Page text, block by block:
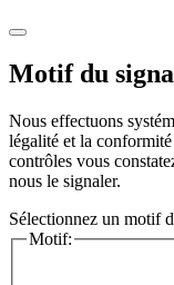
Motif du
Nous effectuons
légalité et la
contrôles vous
nous le signaler.
Sélectionnez un motif
Motif: